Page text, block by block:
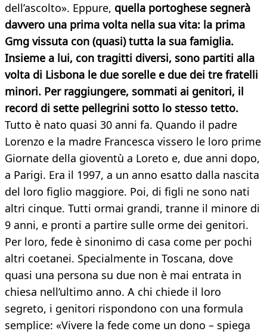
dell’ascolto». Eppure, quella portoghese segnerà
davvero una prima volta nella sua vita: la prima
Gmg vissuta con (quasi) tutta la sua famiglia.
Insieme a lui, con tragitti diversi, sono partiti alla
volta di Lisbona le due sorelle e due dei tre fratelli
minori. Per raggiungere, sommati ai genitori, il
record di sette pellegrini sotto lo stesso tetto.
Tutto è nato quasi 30 anni fa. Quando il padre
Lorenzo e la madre Francesca vissero le loro prime
Giornate della gioventù a Loreto e, due anni dopo,
a Parigi. Era il 1997, a un anno esatto dalla nascita
del loro figlio maggiore. Poi, di figli ne sono nati
altri cinque. Tutti ormai grandi, tranne il minore di
9 anni, e pronti a partire sulle orme dei genitori.
Per loro, fede è sinonimo di casa come per pochi
altri coetanei. Specialmente in Toscana, dove
quasi una persona su due non è mai entrata in
chiesa nell’ultimo anno. A chi chiede il loro
segreto, i genitori rispondono con una formula
semplice: «Vivere la fede come un dono – spiega